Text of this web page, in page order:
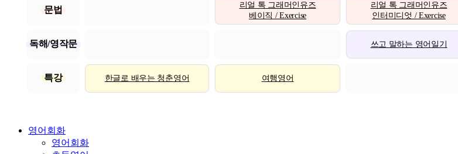
문법
리얼 톡 그래머인유즈
베이직 / Exercise
리얼 톡 그래머인유즈
인터미디엇 / Exercise
독해/영작문 쓰고 말하는 영어일기
특강 한글로 배우는 청춘영어 여행영어
영어회화
영어회화